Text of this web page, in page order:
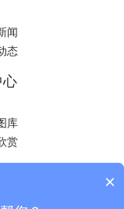
闻
态
心
库
赏
×